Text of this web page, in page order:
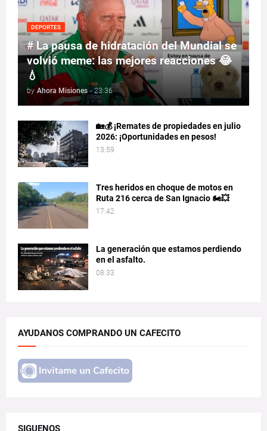
DEPORTES
# La pausa de hidratación del Mundial se
volvió meme: las mejores reacciones 😂
💧
by Ahora Misiones - 23:36
🏡💰 ¡Remates de propiedades en julio
2026: ¡Oportunidades en pesos!
13:59
Tres heridos en choque de motos en
Ruta 216 cerca de San Ignacio 🏍️💥
17:42
La generación que estamos perdiendo
en el asfalto.
08:33
AYUDANOS COMPRANDO UN CAFECITO
SIGUENOS